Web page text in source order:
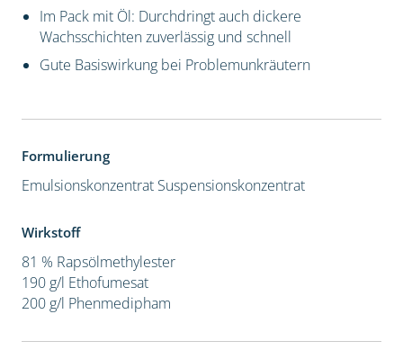
Im Pack mit Öl: Durchdringt auch dickere
Wachsschichten zuverlässig und schnell
Gute Basiswirkung bei Problemunkräutern
Formulierung
Emulsionskonzentrat Suspensionskonzentrat
Wirkstoff
81 % Rapsölmethylester
190 g/l Ethofumesat
200 g/l Phenmedipham